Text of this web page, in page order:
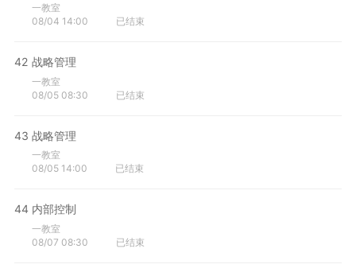
一教室
08/04 14:00
已结束
42 战略管理
一教室
08/05 08:30
已结束
43 战略管理
一教室
08/05 14:00
已结束
44 内部控制
一教室
08/07 08:30
已结束